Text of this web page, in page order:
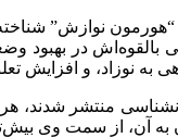
نوازش‌”‌
در بهبود
نوزاد، و افزایش
که در نشریه‌ی علوم
به آن، از سمت وی